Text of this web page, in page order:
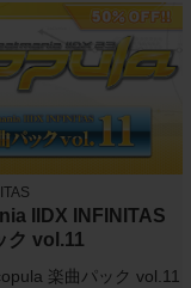
IIDX INFINITAS
ク vol.11
楽曲パック vol.11